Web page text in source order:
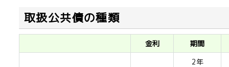
取扱公共債の種類
金利 期間
2年